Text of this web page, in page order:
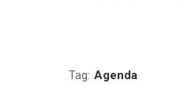
Tag: Agenda